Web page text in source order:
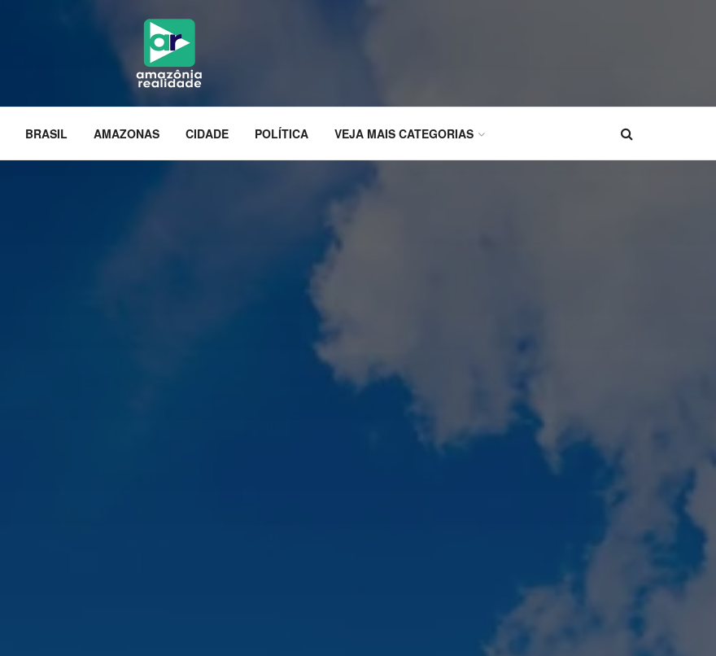
BRASIL AMAZONAS CIDADE POLÍTICA VEJA MAIS CATEGORIAS